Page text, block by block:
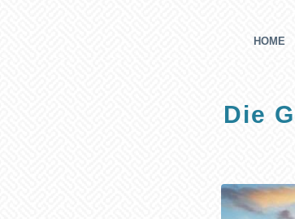
HOME
Die